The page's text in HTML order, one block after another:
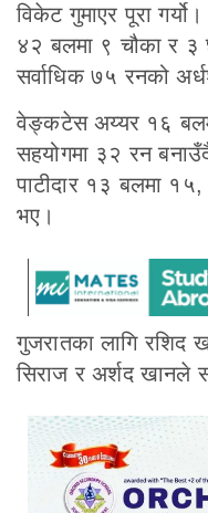
विकेट गुमाएर पूरा
४२ बलमा ९ चौका र ३
सर्वाधिक ७५ रनको
वेङ्कटेस अय्यर १६
सहयोगमा ३२ रन
पाटीदार १३ बलमा
भए।
गुजरातका लागि रशिद
सिराज र अर्शद खानले